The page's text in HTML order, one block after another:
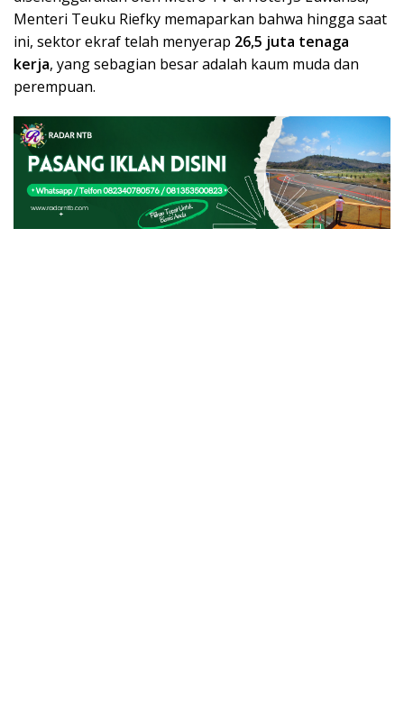
Menteri Teuku Riefky memaparkan bahwa hingga saat
ini, sektor ekraf telah menyerap 26,5 juta tenaga
kerja, yang sebagian besar adalah kaum muda dan
perempuan.